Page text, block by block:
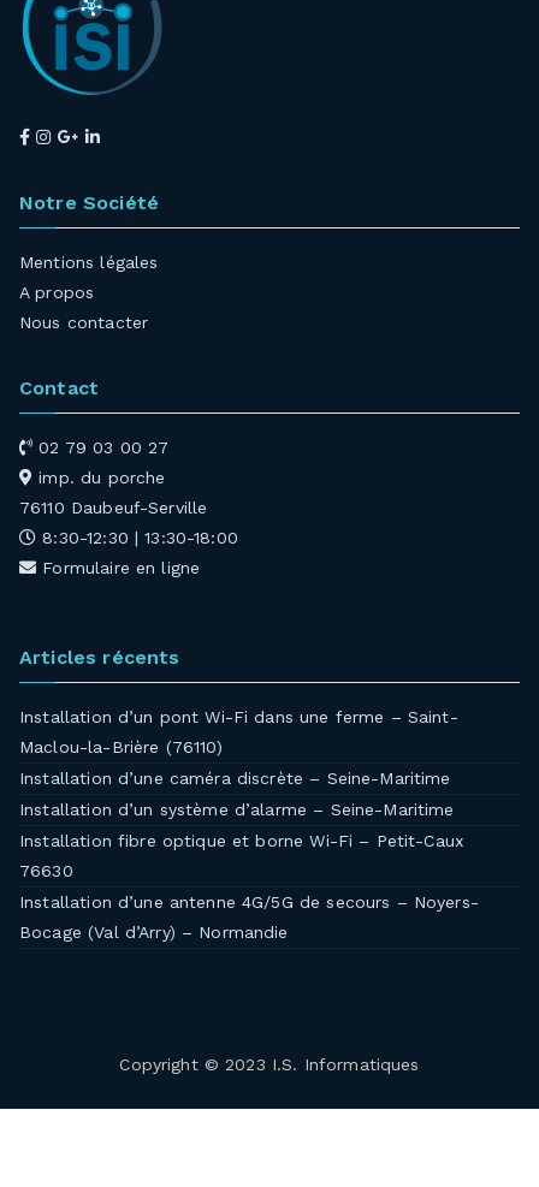
Notre Société
Mentions légales
A propos
Nous contacter
Contact
02 79 03 00 27
imp. du porche
76110 Daubeuf-Serville
8:30-12:30 | 13:30-18:00
Formulaire en ligne
Articles récents
Installation d’un pont Wi-Fi dans une ferme – Saint-
Maclou-la-Brière (76110)
Installation d’une caméra discrète – Seine-Maritime
Installation d’un système d’alarme – Seine-Maritime
Installation fibre optique et borne Wi-Fi – Petit-Caux
76630
Installation d’une antenne 4G/5G de secours – Noyers-
Bocage (Val d’Arry) – Normandie
Copyright © 2023 I.S. Informatiques